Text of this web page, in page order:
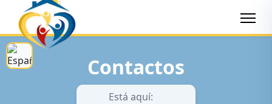
Contactos
Está aquí: